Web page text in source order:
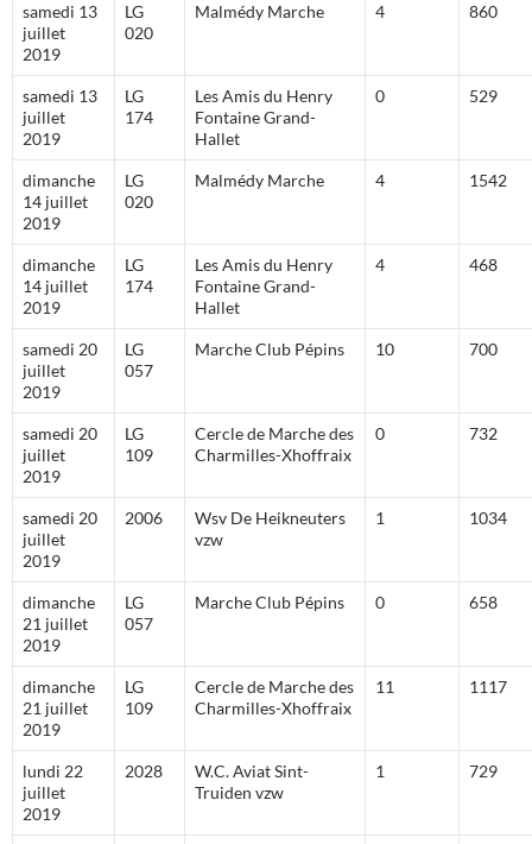
samedi 13
juillet
2019
LG
020
Malmédy Marche 4 860
samedi 13
juillet
2019
LG
174
Les Amis du Henry
Fontaine Grand-
Hallet
0 529
dimanche
14 juillet
2019
LG
020
Malmédy Marche 4 1542
dimanche
14 juillet
2019
LG
174
Les Amis du Henry
Fontaine Grand-
Hallet
4 468
samedi 20
juillet
2019
LG
057
Marche Club Pépins 10 700
samedi 20
juillet
2019
LG
109
Cercle de Marche des
Charmilles-Xhoffraix
0 732
samedi 20
juillet
2019
2006
Wsv De Heikneuters
vzw
1 1034
dimanche
21 juillet
2019
LG
057
Marche Club Pépins 0 658
dimanche
21 juillet
2019
LG
109
Cercle de Marche des
Charmilles-Xhoffraix
11 1117
lundi 22
juillet
2019
2028
W.C. Aviat Sint-
Truiden vzw
1 729